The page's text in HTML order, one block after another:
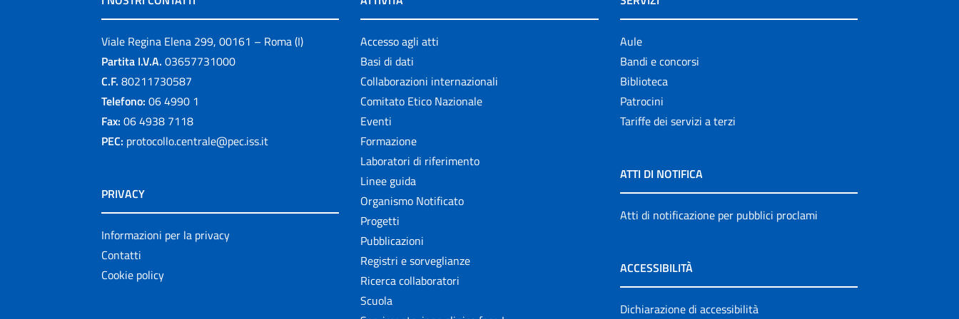
Viale Regina Elena 299, 00161 – Roma (I)
Partita I.V.A. 03657731000
C.F. 80211730587
Telefono: 06 4990 1
Fax: 06 4938 7118
PEC: protocollo.centrale@pec.iss.it
PRIVACY
Informazioni per la privacy
Contatti
Cookie policy
Accesso agli atti
Basi di dati
Collaborazioni internazionali
Comitato Etico Nazionale
Eventi
Formazione
Laboratori di riferimento
Linee guida
Organismo Notificato
Progetti
Pubblicazioni
Registri e sorveglianze
Ricerca collaboratori
Scuola
Aule
Bandi e concorsi
Biblioteca
Patrocini
Tariffe dei servizi a terzi
ATTI DI NOTIFICA
Atti di notificazione per pubblici proclami
ACCESSIBILITÀ
Dichiarazione di accessibilità